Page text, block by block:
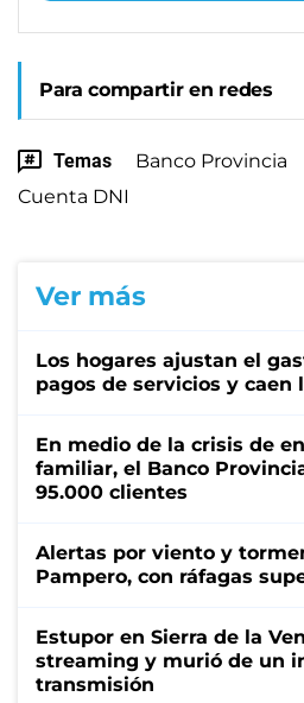
Para compartir en redes
Temas Banco Provincia
Cuenta DNI
Ver más
Los hogares ajustan el
pagos de servicios y caen
En medio de la crisis de
familiar, el Banco
95.000 clientes
Alertas por viento y
Pampero, con ráfagas
Estupor en Sierra de la
streaming y murió de un
transmisión